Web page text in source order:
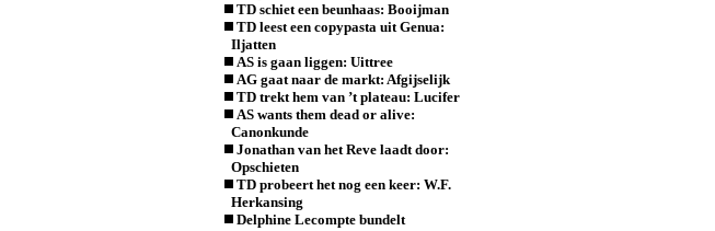
TD schiet een beunhaas: Booijman
TD leest een copypasta uit Genua:
Iljatten
AS is gaan liggen: Uittree
AG gaat naar de markt: Afgijselijk
TD trekt hem van ’t plateau: Lucifer
AS wants them dead or alive:
Canonkunde
Jonathan van het Reve laadt door:
Opschieten
TD probeert het nog een keer: W.F.
Herkansing
Delphine Lecompte bundelt